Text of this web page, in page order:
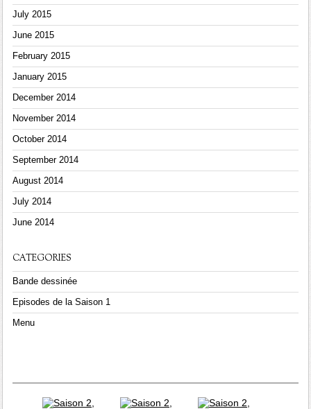
July 2015
June 2015
February 2015
January 2015
December 2014
November 2014
October 2014
September 2014
August 2014
July 2014
June 2014
CATEGORIES
Bande dessinée
Episodes de la Saison 1
Menu